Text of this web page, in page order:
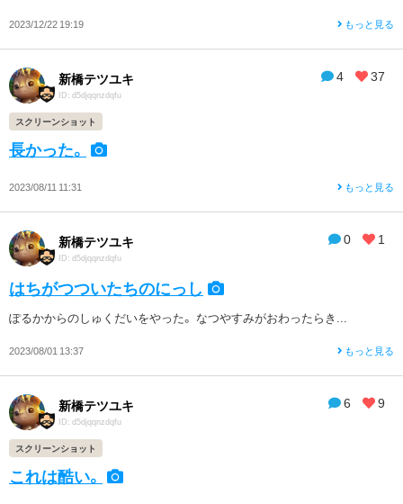
2023/12/22 19:19 もっと見る
4 37
新橋テツユキ
ID: d5djqqnzdqfu
スクリーンショット
長かった。
2023/08/11 11:31 もっと見る
0 1
新橋テツユキ
ID: d5djqqnzdqfu
はちがつついたちのにっし
ぽるかからのしゅくだいをやった。 なつやすみがおわったらき...
2023/08/01 13:37 もっと見る
6 9
新橋テツユキ
ID: d5djqqnzdqfu
スクリーンショット
これは酷い。